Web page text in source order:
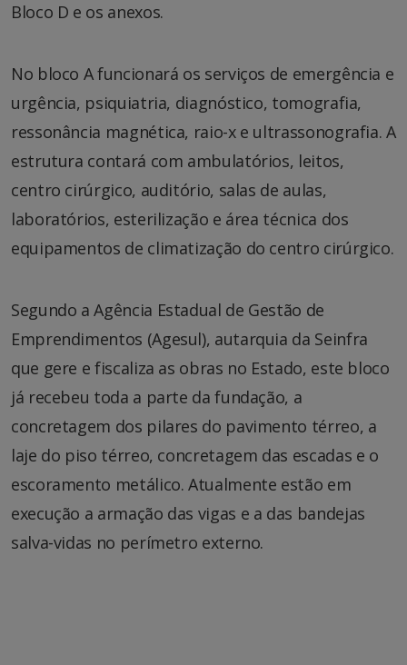
Bloco D e os anexos.
No bloco A funcionará os serviços de emergência e
urgência, psiquiatria, diagnóstico, tomografia,
ressonância magnética, raio-x e ultrassonografia. A
estrutura contará com ambulatórios, leitos,
centro cirúrgico, auditório, salas de aulas,
laboratórios, esterilização e área técnica dos
equipamentos de climatização do centro cirúrgico.
Segundo a Agência Estadual de Gestão de
Emprendimentos (Agesul), autarquia da Seinfra
que gere e fiscaliza as obras no Estado, este bloco
já recebeu toda a parte da fundação, a
concretagem dos pilares do pavimento térreo, a
laje do piso térreo, concretagem das escadas e o
escoramento metálico. Atualmente estão em
execução a armação das vigas e a das bandejas
salva-vidas no perímetro externo.